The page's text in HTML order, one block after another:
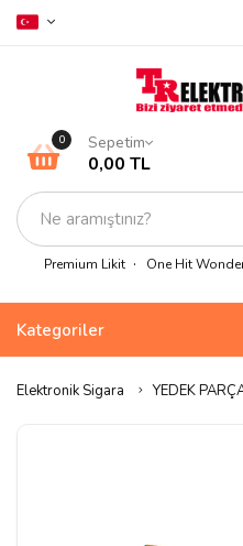
Premium Likit One Hit
0 Sepetim
0,00 TL
Kategoriler
Elektronik Sigara YEDEK